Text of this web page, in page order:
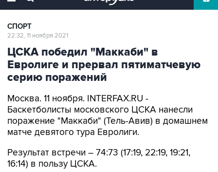
СПОРТ
22:32, 11 ноября 2021
ЦСКА победил "Маккаби" в
Евролиге и прервал пятиматчевую
серию поражений
Москва. 11 ноября. INTERFAX.RU -
Баскетболисты московского ЦСКА нанесли
поражение "Маккаби" (Тель-Авив) в домашнем
матче девятого тура Евролиги.
Результат встречи – 74:73 (17:19, 22:19, 19:21,
16:14) в пользу ЦСКА.